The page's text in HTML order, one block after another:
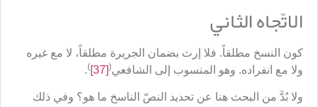
الاتّجاه الثاني
كون النسخ مطلقاً. فلا إرث بضمان الجريرة مطلقاً، لا مع غيره
ولا مع انفراده. وهو المنسوب إلى الشافعي(
[37]
)
.
ولا بُدَّ من البحث هنا عن تحديد النصّ الناسخ ما هو؟ وفي ذلك